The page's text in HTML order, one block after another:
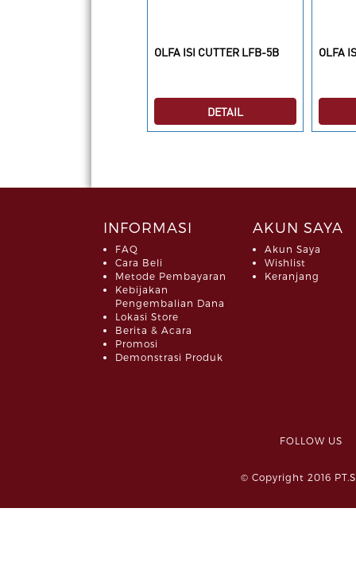
OLFA ISI CUTTER LFB-5B
DETAIL
OLFA
INFORMASI
FAQ
Cara Beli
Metode Pembayaran
Kebijakan
Pengembalian Dana
Lokasi Store
Berita & Acara
Promosi
Demonstrasi Produk
AKUN SAYA
Akun Saya
Wishlist
Keranjang
FOLLOW
© Copyright 2016